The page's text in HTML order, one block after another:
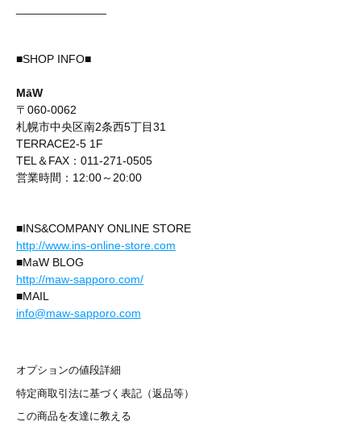
■SHOP INFO■
MāW
〒060-0062
札幌市中央区南2条西5丁目31
TERRACE2-5 1F
TEL＆FAX：011-271-0505
営業時間：12:00～20:00
■INS&COMPANY ONLINE STORE
http://www.ins-online-store.com
■MaW BLOG
http://maw-sapporo.com/
■MAIL
info@maw-sapporo.com
オプションの値段詳細
特定商取引法に基づく表記（返品等）
この商品を友達に教える